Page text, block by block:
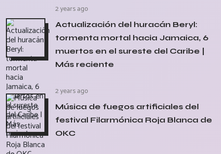
2 years ago
Actualización del huracán Beryl:
tormenta mortal hacia Jamaica, 6
muertos en el sureste del Caribe |
Más reciente
2 years ago
Música de fuegos artificiales del
festival Filarmónica Roja Blanca de
OKC